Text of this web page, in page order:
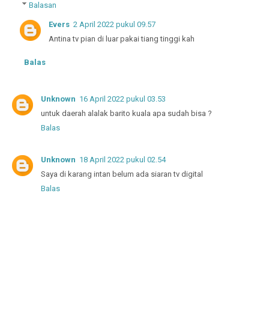
Balasan
Evers 2 April 2022 pukul 09.57
Antina tv pian di luar pakai tiang tinggi kah
Balas
Unknown 16 April 2022 pukul 03.53
untuk daerah alalak barito kuala apa sudah bisa ?
Balas
Unknown 18 April 2022 pukul 02.54
Saya di karang intan belum ada siaran tv digital
Balas